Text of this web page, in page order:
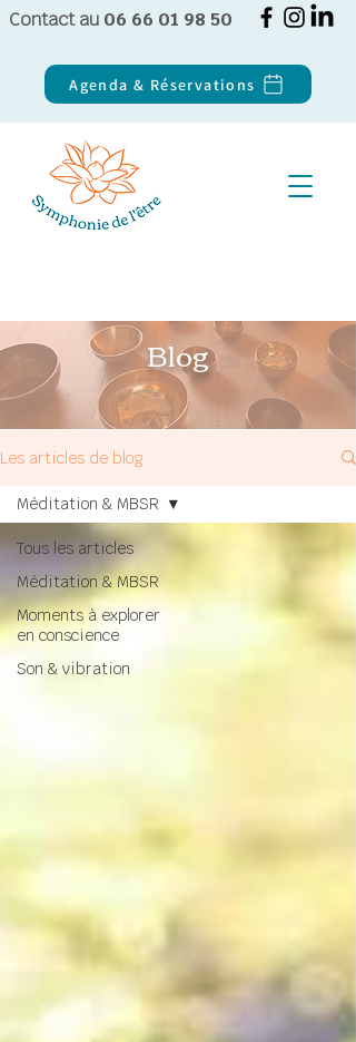
Contact au 06 66 01 98 50
Agenda & Réservations
Blog
Les articles de blog
Tous les articles
Méditation & MBSR
Moments à explorer
en conscience
Son & vibration
Méditation & MBSR